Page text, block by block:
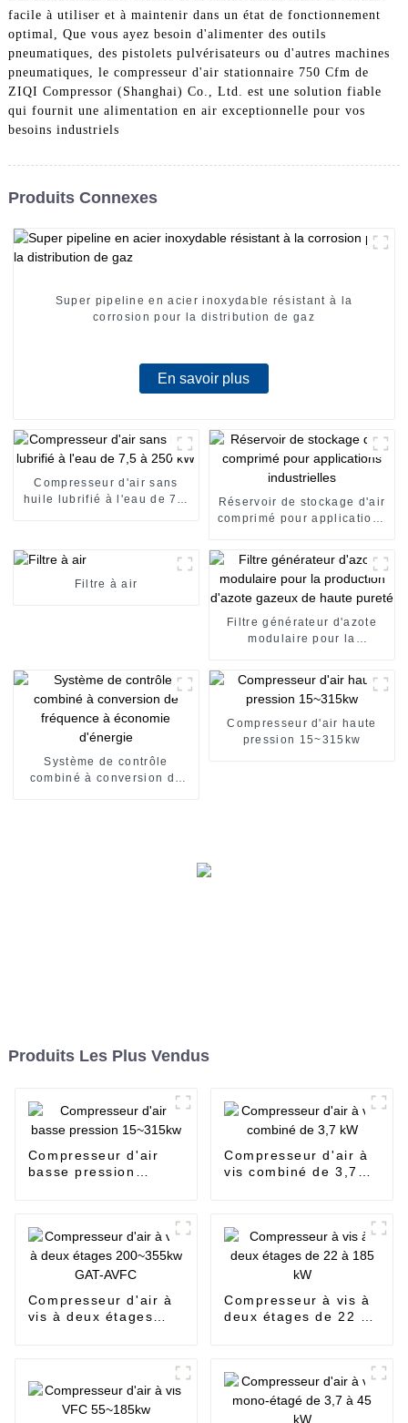
facile à utiliser et à maintenir dans un état de fonctionnement
optimal, Que vous ayez besoin d'alimenter des outils
pneumatiques, des pistolets pulvérisateurs ou d'autres machines
pneumatiques, le compresseur d'air stationnaire 750 Cfm de
ZIQI Compressor (Shanghai) Co., Ltd. est une solution fiable
qui fournit une alimentation en air exceptionnelle pour vos
besoins industriels
Produits Connexes
Super pipeline en acier inoxydable résistant à la
corrosion pour la distribution de gaz
En savoir plus
Compresseur d'air sans
huile lubrifié à l'eau de 7,5
Réservoir de stockage d'air
comprimé pour applications
Filtre à air
Filtre générateur d'azote
modulaire pour la
Système de contrôle
combiné à conversion de
Compresseur d'air haute
pression 15~315kw
Produits Les Plus Vendus
Compresseur d'air
basse pression
Compresseur d'air à
vis combiné de 3,7
Compresseur d'air à
vis à deux étages
Compresseur à vis à
deux étages de 22 à